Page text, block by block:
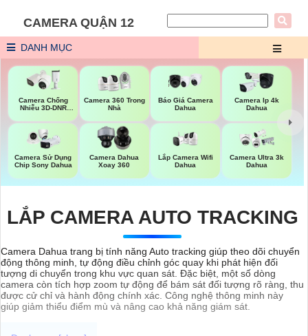
CAMERA QUẬN 12
DANH MỤC
Camera Chống
Nhiễu 3D-DNR
Camera 360 Trong
Nhà
Báo Giá Camera
Dahua
Camera Ip 4k
Dahua
Camera Sử Dụng
Chip Sony Dahua
Camera Dahua
Xoay 360
Lắp Camera Wifi
Dahua
Camera Ultra 3k
Dahua
LẮP CAMERA AUTO TRACKING
Camera Dahua trang bị tính năng Auto tracking giúp theo dõi chuyển
động thông minh, tự động điều chỉnh góc quay khi phát hiện đối
tượng di chuyển trong khu vực quan sát. Đặc biệt, một số dòng
camera còn tích hợp zoom tự động để bám sát đối tượng rõ ràng, thu
được cử chỉ và hành động chính xác. Công nghệ thông minh này
giúp giảm thiểu điểm mù và nâng cao khả năng giám sát.